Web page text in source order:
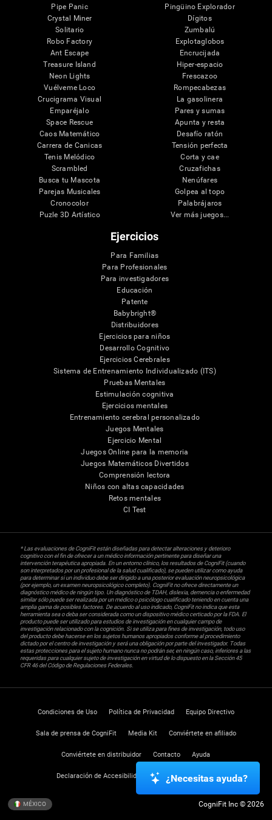
Pipe Panic
Crystal Miner
Solitario
Robo Factory
Ant Escape
Treasure Island
Neon Lights
Vuélveme Loco
Crucigrama Visual
Emparéjalo
Space Rescue
Caos Matemático
Carrera de Canicas
Tenis Melódico
Scrambled
Busca tu Mascota
Parejas Musicales
Cronocolor
Puzle 3D Artístico
Pingüino Explorador
Dígitos
Zumbalú
Explotaglobos
Encrucijada
Hiper-espacio
Frescazoo
Rompecabezas
La gasolinera
Pares y sumas
Apunta y resta
Desafío ratón
Tensión perfecta
Corta y cae
Cruzafichas
Nenúfares
Golpea al topo
Palabrájaros
Ver más juegos...
Ejercicios
Para Familias
Para Profesionales
Para investigadores
Educación
Patente
Babybright®
Distribuidores
Ejercicios para niños
Desarrollo Cognitivo
Ejercicios Cerebrales
Sistema de Entrenamiento Individualizado (ITS)
Pruebas Mentales
Estimulación cognitiva
Ejercicios mentales
Entrenamiento cerebral personalizado
Juegos Mentales
Ejercicio Mental
Juegos Online para la memoria
Juegos Matemáticos Divertidos
Comprensión lectora
Niños con altas capacidades
Retos mentales
CI Test
* Las evaluaciones de CogniFit están diseñadas para detectar alteraciones y deterioro
cognitivo con el fin de ofrecer a un médico información pertinente para diseñar una
intervención terapéutica apropiada. En un entorno clínico, los resultados de CogniFit (cuando
son interpretados por un profesional de la salud cualificado), se pueden utilizar como ayuda
para determinar si un individuo debe ser dirigido a una posterior evaluación neuropsicológica
(por ejemplo, un examen neuropsicológico completo). CogniFit no ofrece directamente un
diagnóstico médico de ningún tipo. Un diagnóstico de TDAH, dislexia, demencia o enfermedad
similar sólo puede ser realizada por un médico o psicólogo cualificado teniendo en cuenta una
amplia gama de posibles factores. De acuerdo al uso indicado, CogniFit no indica que esta
herramienta sea o deba ser considerada como un dispositivo médico certicado por la FDA. El
producto puede ser utilizado para estudios de investigación en cualquier campo de
investigación relacionado con la cognición. Si se utiliza para fines de investigación, todo uso
del producto debe hacerse en los sujetos humanos apropiados conforme al procedimiento
dictado por el centro de investigación y será una obligación por parte del investigador. Todas
estas protecciones para el sujeto humano nunca no podrán ser, en ningún caso, inferiores a las
requeridas para cualquier sujeto de investigación en virtud de lo dispuesto en la Sección 45
CFR 46 del Código de Regulaciones Federales.
Condiciones de Uso Política de Privacidad Equipo Directivo
Sala de prensa de CogniFit Media Kit Conviértete en afiliado
Conviértete en distribuidor Contacto Ayuda
Declaración de Accesibilidad Centro de Confianza
MÉXICO CogniFit Inc © 2026
¿Necesitas ayuda?